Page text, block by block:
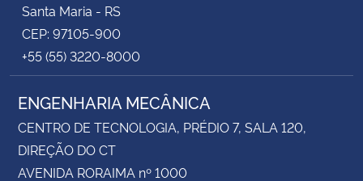
Santa Maria - RS
CEP: 97105-900
+55 (55) 3220-8000
ENGENHARIA MECÂNICA
CENTRO DE TECNOLOGIA, PRÉDIO 7, SALA 120,
DIREÇÃO DO CT
AVENIDA RORAIMA nº 1000